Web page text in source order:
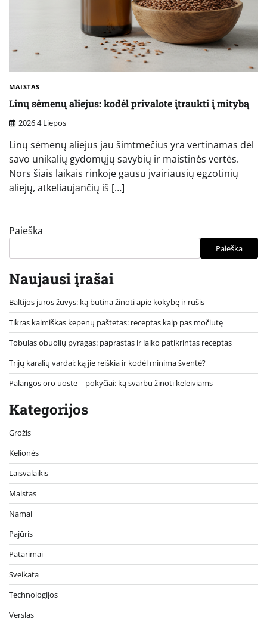
MAISTAS
Linų sėmenų aliejus: kodėl privalote įtraukti į mitybą
2026 4 Liepos
Linų sėmenų aliejus jau šimtmečius yra vertinamas dėl
savo unikalių gydomųjų savybių ir maistinės vertės.
Nors šiais laikais rinkoje gausu įvairiausių egzotinių
aliejų, atkeliaujančių iš […]
Paieška
Paieška
Naujausi įrašai
Baltijos jūros žuvys: ką būtina žinoti apie kokybę ir rūšis
Tikras kaimiškas kepenų paštetas: receptas kaip pas močiutę
Tobulas obuolių pyragas: paprastas ir laiko patikrintas receptas
Trijų karalių vardai: ką jie reiškia ir kodėl minima šventė?
Palangos oro uoste – pokyčiai: ką svarbu žinoti keleiviams
Kategorijos
Grožis
Kelionės
Laisvalaikis
Maistas
Namai
Pajūris
Patarimai
Sveikata
Technologijos
Verslas